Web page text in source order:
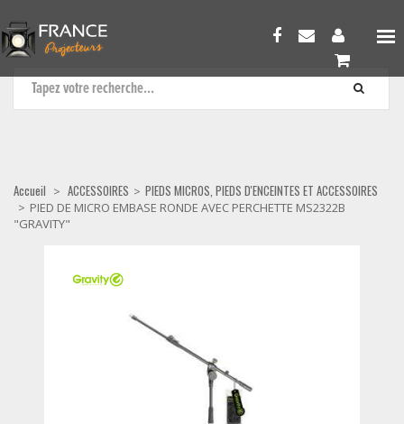
PIEDS MICROS, PIEDS D'ENCEINTES ET ACCESSOIRES
Accueil > ACCESSOIRES > PIEDS MICROS, PIEDS D'ENCEINTES ET ACCESSOIRES
> PIED DE MICRO EMBASE RONDE AVEC PERCHETTE MS2322B
"GRAVITY"